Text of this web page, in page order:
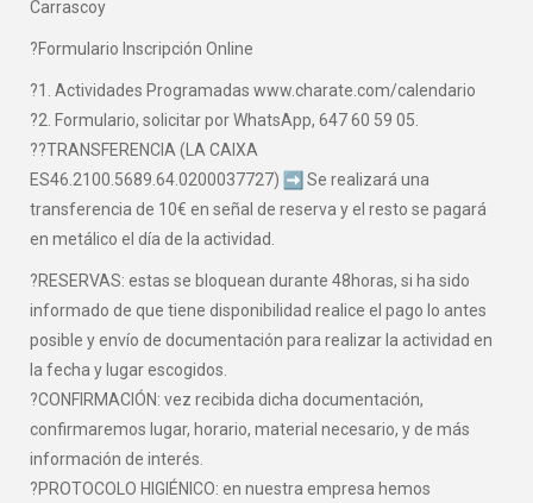
Carrascoy
?Formulario Inscripción Online
?1. Actividades Programadas www.charate.com/calendario
?2. Formulario, solicitar por WhatsApp, 647 60 59 05.
??TRANSFERENCIA (LA CAIXA
ES46.2100.5689.64.0200037727)
Se realizará una
transferencia de 10€ en señal de reserva y el resto se pagará
en metálico el día de la actividad.
?RESERVAS: estas se bloquean durante 48horas, si ha sido
informado de que tiene disponibilidad realice el pago lo antes
posible y envío de documentación para realizar la actividad en
la fecha y lugar escogidos.
?CONFIRMACIÓN: vez recibida dicha documentación,
confirmaremos lugar, horario, material necesario, y de más
información de interés.
?PROTOCOLO HIGIÉNICO: en nuestra empresa hemos